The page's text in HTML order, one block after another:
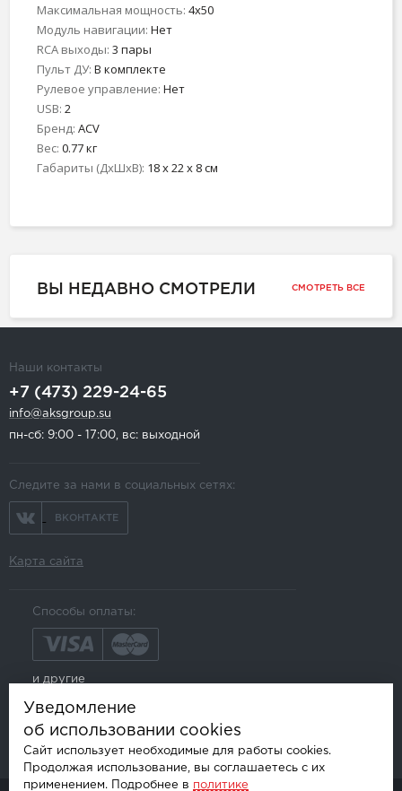
Максимальная мощность: 4x50
Модуль навигации: Нет
RCA выходы: 3 пары
Пульт ДУ: В комплекте
Рулевое управление: Нет
USB: 2
Бренд: ACV
Вес: 0.77 кг
Габариты (ДхШхВ): 18 x 22 x 8 см
ВЫ НЕДАВНО СМОТРЕЛИ СМОТРЕТЬ ВСЕ
Наши контакты
+7 (473) 229-24-65
info@aksgroup.su
пн-сб: 9:00 - 17:00, вс: выходной
Следите за нами в социальных сетях:
ВКОНТАКТЕ
Карта сайта
Способы оплаты:
и другие
Уведомление
об использовании cookies
Сайт использует необходимые для работы cookies.
Продолжая использование, вы соглашаетесь с их
применением. Подробнее в политике